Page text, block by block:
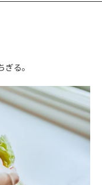
る。